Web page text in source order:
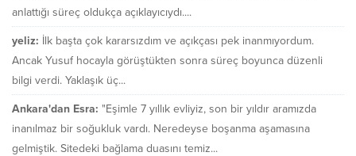
anlattığı süreç oldukça açıklayıcıydı....
yeliz: İlk başta çok kararsızdım ve açıkçası pek inanmıyordum.
Ancak Yusuf hocayla görüştükten sonra süreç boyunca düzenli
bilgi verdi. Yaklaşık üç...
Ankara'dan Esra: "Eşimle 7 yıllık evliyiz, son bir yıldır aramızda
inanılmaz bir soğukluk vardı. Neredeyse boşanma aşamasına
gelmiştik. Sitedeki bağlama duasını temiz...